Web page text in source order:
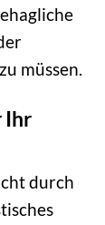
müssen.
Ihr
durch